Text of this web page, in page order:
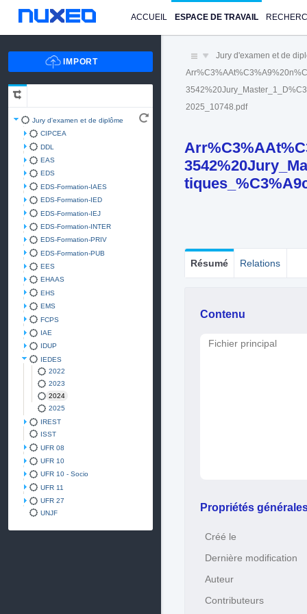
ACCUEIL ESPACE DE TRAVAIL
Jury d'examen et de diplôme
CIPCEA
DDL
EAS
EDS
EDS-Formation-IAES
EDS-Formation-IED
EDS-Formation-IEJ
EDS-Formation-INTER
EDS-Formation-PRIV
EDS-Formation-PUB
EES
EHAAS
EHS
EMS
FCPS
IAE
IDUP
IEDES
2022
2023
2024
2025
IREST
ISST
UFR 08
UFR 10
UFR 10 - Socio
UFR 11
UFR 27
UNJF
Jury d'examen et de
2025_10748.pdf
Résumé Relations
Contenu
Fichier principal
Propriétés
Créé le
Dernière modification
Auteur
Contributeurs